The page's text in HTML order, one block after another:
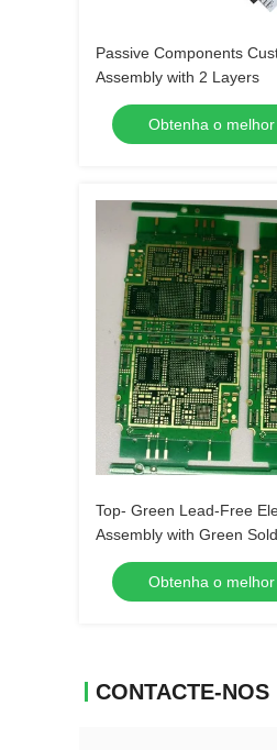
Passive Components
Assembly with 2 Layers
Obtenha o
Top- Green Lead-Free
Assembly with Green
Biggest Panel Size
Obtenha o
CONTACTE-NOS